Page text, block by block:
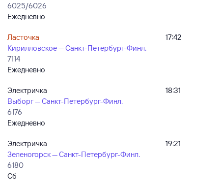
6025/6026
Ежедневно
Ласточка
Кирилловское — Санкт-Петербург-Финл.
7114
Ежедневно
17:42
Электричка
Выборг — Санкт-Петербург-Финл.
6176
Ежедневно
18:31
Электричка
Зеленогорск — Санкт-Петербург-Финл.
6180
Сб
19:21